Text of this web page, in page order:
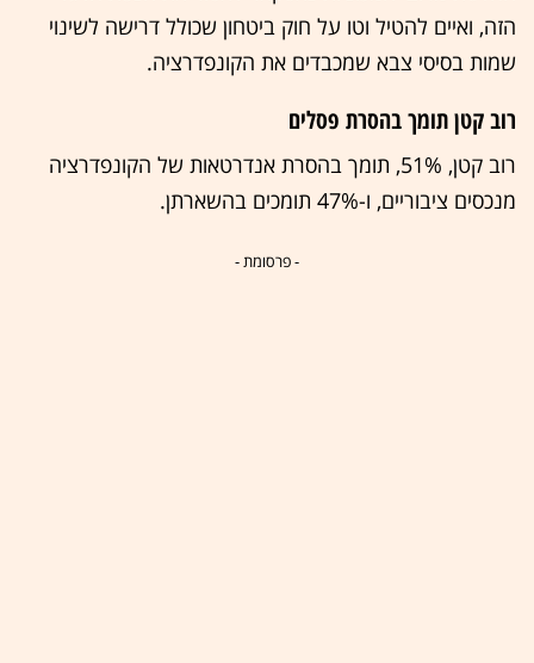
הזה, ואיים להטיל וטו על חוק ביטחון שכולל דרישה לשינוי
שמות בסיסי צבא שמכבדים את הקונפדרציה.
רוב קטן תומך בהסרת פסלים
רוב קטן, 51%, תומך בהסרת אנדרטאות של הקונפדרציה
מנכסים ציבוריים, ו-47% תומכים בהשארתן.
- פרסומת -